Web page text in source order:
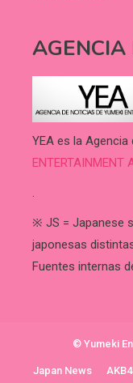
AGENCIA
YEA es la
ENTERTAINMENT
.
※ JS = Japanese
japonesas
Fuentes internas
© Yumeki
Japan News